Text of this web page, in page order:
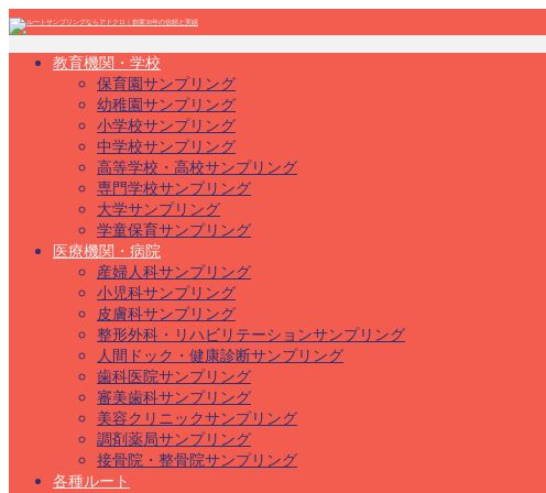
教育機関・学校
保育園サンプリング
幼稚園サンプリング
小学校サンプリング
中学校サンプリング
高等学校・高校サンプリング
専門学校サンプリング
大学サンプリング
学童保育サンプリング
医療機関・病院
産婦人科サンプリング
小児科サンプリング
皮膚科サンプリング
整形外科・リハビリテーションサンプリング
人間ドック・健康診断サンプリング
歯科医院サンプリング
審美歯科サンプリング
美容クリニックサンプリング
調剤薬局サンプリング
接骨院・整骨院サンプリング
各種ルート